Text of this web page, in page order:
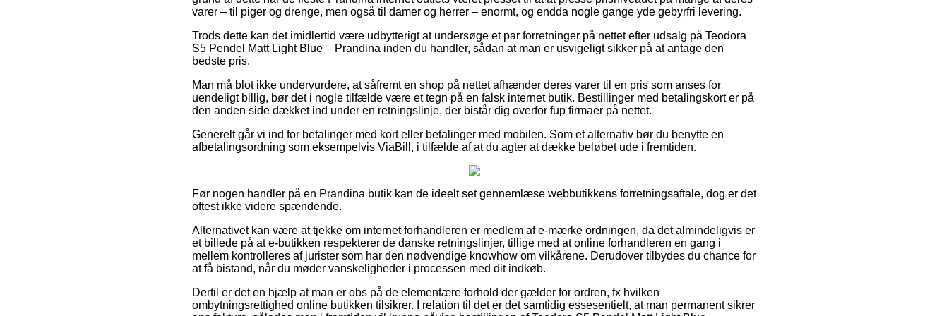
varer – til piger og drenge, men også til damer og herrer – enormt, og endda nogle gange yde gebyrfri levering.
Trods dette kan det imidlertid være udbytterigt at undersøge et par forretninger på nettet efter udsalg på Teodora
S5 Pendel Matt Light Blue – Prandina inden du handler, sådan at man er usvigeligt sikker på at antage den
bedste pris.
Man må blot ikke undervurdere, at såfremt en shop på nettet afhænder deres varer til en pris som anses for
uendeligt billig, bør det i nogle tilfælde være et tegn på en falsk internet butik. Bestillinger med betalingskort er på
den anden side dækket ind under en retningslinje, der bistår dig overfor fup firmaer på nettet.
Generelt går vi ind for betalinger med kort eller betalinger med mobilen. Som et alternativ bør du benytte en
afbetalingsordning som eksempelvis ViaBill, i tilfælde af at du agter at dække beløbet ude i fremtiden.
Før nogen handler på en Prandina butik kan de ideelt set gennemlæse webbutikkens forretningsaftale, dog er det
oftest ikke videre spændende.
Alternativet kan være at tjekke om internet forhandleren er medlem af e-mærke ordningen, da det almindeligvis er
et billede på at e-butikken respekterer de danske retningslinjer, tillige med at online forhandleren en gang i
mellem kontrolleres af jurister som har den nødvendige knowhow om vilkårene. Derudover tilbydes du chance for
at få bistand, når du møder vanskeligheder i processen med dit indkøb.
Dertil er det en hjælp at man er obs på de elementære forhold der gælder for ordren, fx hvilken
ombytningsrettighed online butikken tilsikrer. I relation til det er det samtidig essesentielt, at man permanent sikrer